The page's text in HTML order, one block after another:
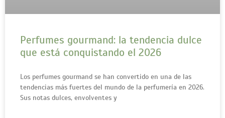
Perfumes gourmand: la tendencia dulce
que está conquistando el 2026
Los perfumes gourmand se han convertido en una de las
tendencias más fuertes del mundo de la perfumería en 2026.
Sus notas dulces, envolventes y